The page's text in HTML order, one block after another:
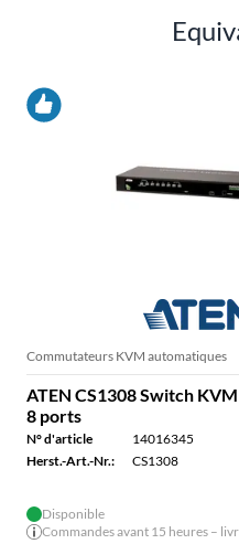
Commutateurs KVM automatiques
ATEN CS1308 Switch
8 ports
N° d'article
14016345
Herst.-Art.-Nr.:
CS1308
Disponible
Commandes avant 15 heures –